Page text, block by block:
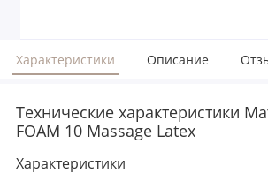
Характеристики Описание
Технические характеристики
FOAM 10 Massage Latex
Характеристики